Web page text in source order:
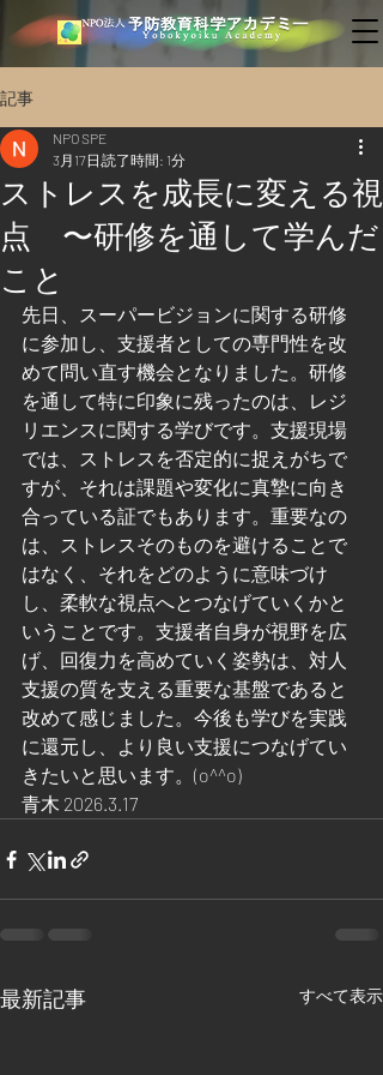
記事
ストレスを成長に変える視
点 〜研修を通して学んだ
こと
NPO SPE
3月17日 読了時間: 1分
先日、スーパービジョンに関する研修
に参加し、支援者としての専門性を改
めて問い直す機会となりました。研修
を通して特に印象に残ったのは、レジ
リエンスに関する学びです。支援現場
では、ストレスを否定的に捉えがちで
すが、それは課題や変化に真摯に向き
合っている証でもあります。重要なの
は、ストレスそのものを避けることで
はなく、それをどのように意味づけ
し、柔軟な視点へとつなげていくかと
いうことです。支援者自身が視野を広
げ、回復力を高めていく姿勢は、対人
支援の質を支える重要な基盤であると
改めて感じました。今後も学びを実践
に還元し、より良い支援につなげてい
きたいと思います。(o^^o)
青木 2026.3.17
最新記事 すべて表示